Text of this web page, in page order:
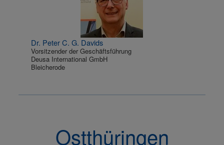
Dr. Peter C. G. Davids
Vorsitzender der Geschäftsführung
Deusa International GmbH
Bleicherode
Ostthüringen